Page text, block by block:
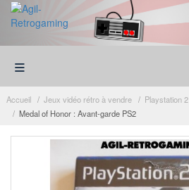
≡
Accueil Jeux vidéo rétro à vendre
Playstation 2
Medal of Honor : Avant-garde PS2